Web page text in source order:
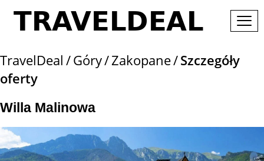
TravelDeal Góry Zakopane Szczegóły
oferty
Willa Malinowa